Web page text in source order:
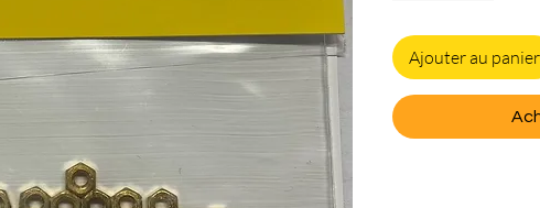
Ajouter au panier